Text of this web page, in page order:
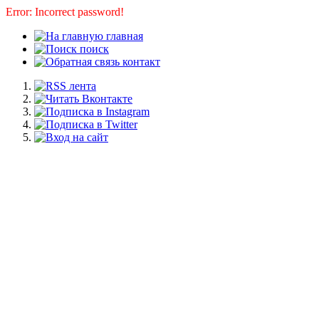
Error: Incorrect password!
главная
поиск
контакт